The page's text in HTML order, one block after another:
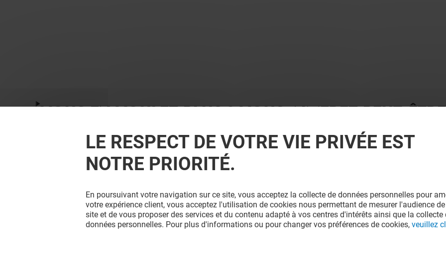
VOUS EN VOULEZ PLUS ? VOUS AIMEREZ PEUT-ÊTRE
LE RESPECT DE VOTRE VIE PRIVÉE EST
NOTRE PRIORITÉ.
En poursuivant votre navigation sur ce site, vous acceptez la collecte de données personnelles pour
votre expérience client, vous acceptez l'utilisation de cookies nous permettant de mesurer l'audience
site et de vous proposer des services et du contenu adapté à vos centres d'intérêts ainsi que la collecte
données personnelles. Pour plus d'informations ou pour changer vos préférences de cookies, veuillez